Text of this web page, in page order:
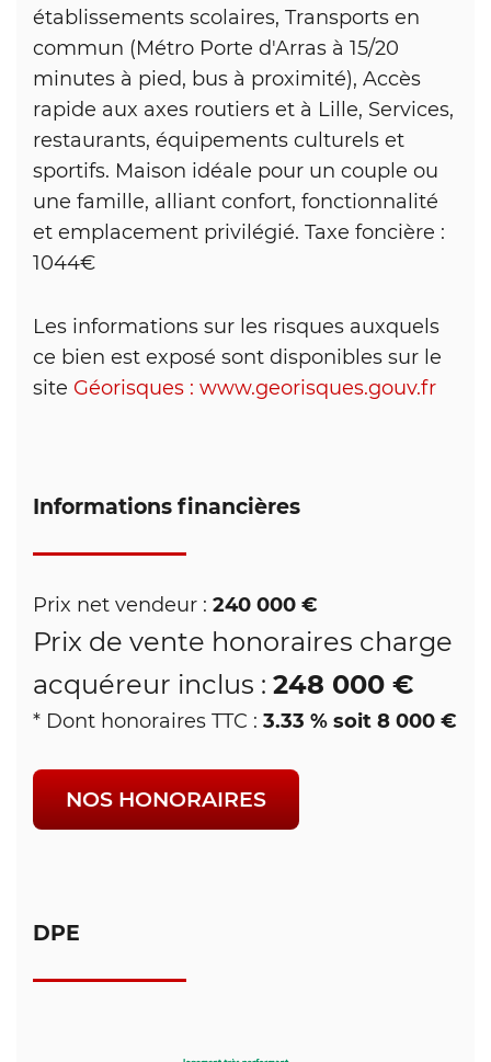
établissements scolaires, Transports en
commun (Métro Porte d'Arras à 15/20
minutes à pied, bus à proximité), Accès
rapide aux axes routiers et à Lille, Services,
restaurants, équipements culturels et
sportifs. Maison idéale pour un couple ou
une famille, alliant confort, fonctionnalité
et emplacement privilégié. Taxe foncière :
1044€
Les informations sur les risques auxquels
ce bien est exposé sont disponibles sur le
site Géorisques : www.georisques.gouv.fr
Informations financières
Prix net vendeur : 240 000 €
Prix de vente honoraires charge
acquéreur inclus : 248 000 €
* Dont honoraires TTC : 3.33 % soit 8 000 €
NOS HONORAIRES
DPE